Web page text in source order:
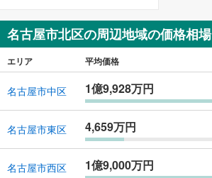
名古屋市北区の周辺地域の価格相場
エリア 平均価格
名古屋市中区 1億9,928万円
名古屋市東区 4,659万円
名古屋市西区 1億9,000万円